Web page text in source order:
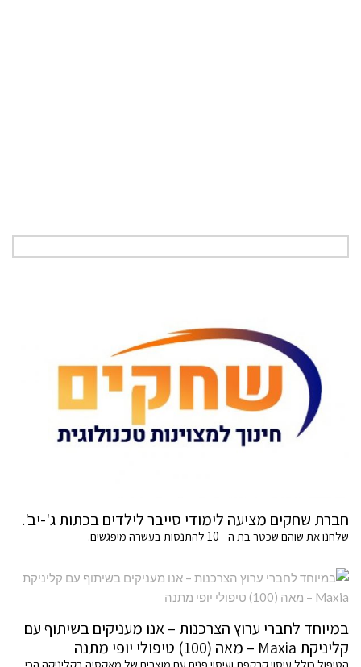
חברת שחקים מציעה לימודי סייבר לילדים בכתות ג'-יב'.
שלחנו את שוהם שכטר בת ה - 10 להתנסות בעשרה מיפגשים.
במיוחד לחברי ערוץ הצרכנות – אנו מעניקים בשיתוף עם
קליניקת Maxia – מאה (100) טיפולי יופי מתנה